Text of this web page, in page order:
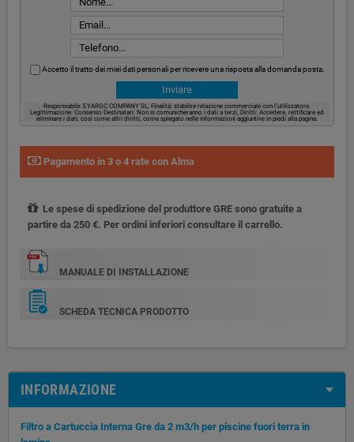
Accetto il tratto dei miei dati personali per ricevere una risposta alla domanda posta.
Responsabile: EYAROC COMPANY SL, Finalità: stabilire relazione commerciale con l’utilizzatore.
Legittimazione: Consenso Destinatari: Non si comunicheranno i dati a terzi, Diritti: Accedere, rettificare ed
eliminare i dati, così come altri diritti, come spiegato nelle informazioni aggiuntive in piedi alla pagina.
Pagamento in 3 o 4 rate con Alma
Le spese di spedizione del produttore GRE sono gratuite a
partire da 250 €. Per ordini inferiori consultare il carrello.
MANUALE DI INSTALLAZIONE
SCHEDA TECNICA PRODOTTO
INFORMAZIONE
Filtro a Cartuccia Interna Gre da 2 m3/h per piscine fuori terra in